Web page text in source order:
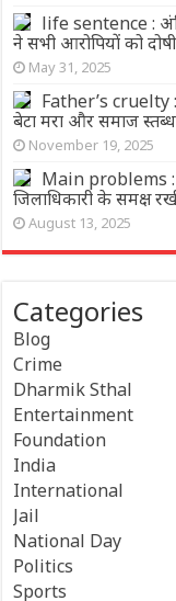
life sentence :
ने सभी आरोपियों को
May 31, 2025
Father’s cruelty :
बेटा मरा और समाज
November 19, 2025
Main problems :
जिलाधिकारी के समक्ष
August 13, 2025
Categories
Blog
Crime
Dharmik Sthal
Entertainment
Foundation
India
International
Jail
National Day
Politics
Sports